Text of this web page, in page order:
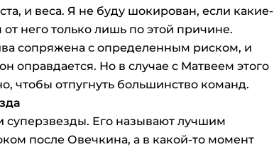
и веса. Я не буду шокирован, если какие-
него только лишь по этой причине.
сопряжена с определенным риском, и
оправдается. Но в случае с Матвеем этого
чтобы отпугнуть большинство команд.
суперзвезды. Его называют лучшим
после Овечкина, а в какой-то момент